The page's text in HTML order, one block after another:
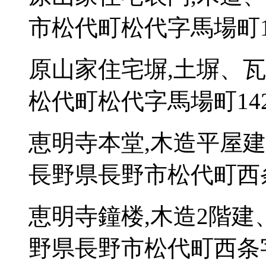
市松代町松代字馬場町
原山家住宅塀,土塀、
松代町松代字馬場町
恵明寺本堂,木造平屋
長野県長野市松代町西
恵明寺鐘楼,木造2階建
野県長野市松代町西条